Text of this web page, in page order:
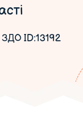
ЗДО ID:13192